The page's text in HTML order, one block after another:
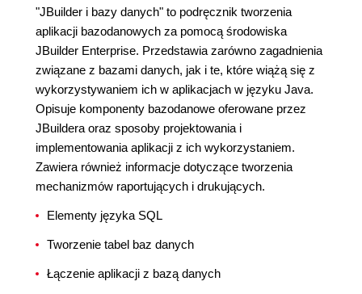
"JBuilder i bazy danych" to podręcznik tworzenia
aplikacji bazodanowych za pomocą środowiska
JBuilder Enterprise. Przedstawia zarówno zagadnienia
związane z bazami danych, jak i te, które wiążą się z
wykorzystywaniem ich w aplikacjach w języku Java.
Opisuje komponenty bazodanowe oferowane przez
JBuildera oraz sposoby projektowania i
implementowania aplikacji z ich wykorzystaniem.
Zawiera również informacje dotyczące tworzenia
mechanizmów raportujących i drukujących.
Elementy języka SQL
Tworzenie tabel baz danych
Łączenie aplikacji z bazą danych